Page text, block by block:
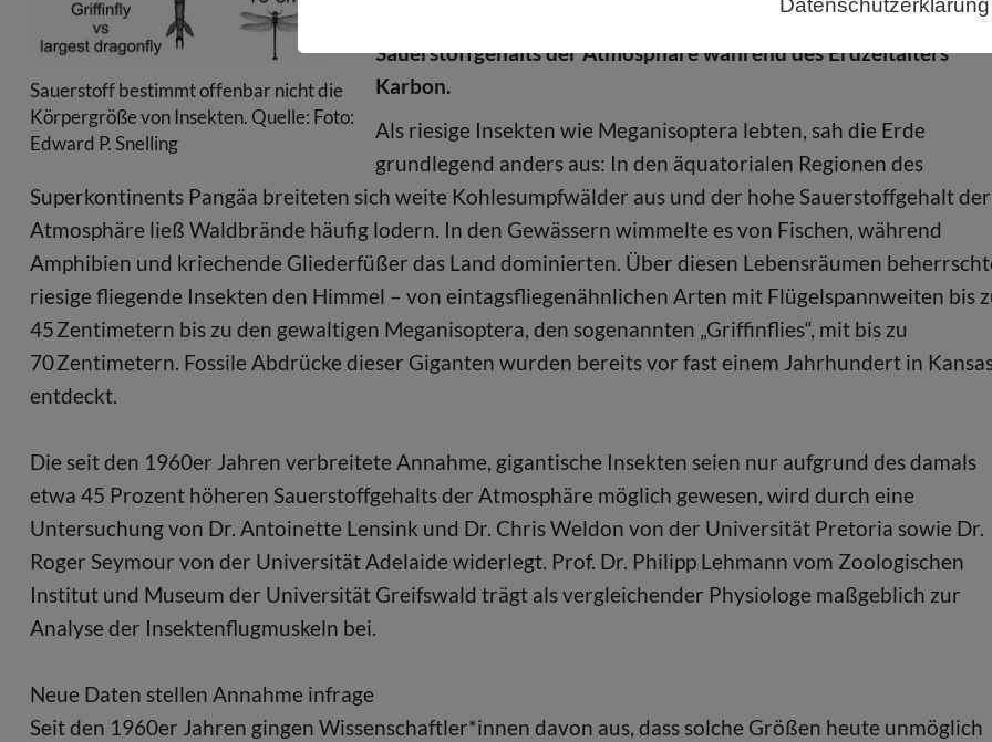
Datenschutzerklärung
Sauerstoff bestimmt offenbar nicht die
Körpergröße von Insekten. Quelle: Foto:
Edward P. Snelling
Erklärung infrage: den Einfluss eines besonders hohen
Sauerstoffgehalts der Atmosphäre während des Erdzeitalters
Karbon.
Als riesige Insekten wie Meganisoptera lebten, sah die Erde
grundlegend anders aus: In den äquatorialen Regionen des
Superkontinents Pangäa breiteten sich weite Kohlesumpfwälder aus und der hohe Sauerstoffgehalt der
Atmosphäre ließ Waldbrände häufig lodern. In den Gewässern wimmelte es von Fischen, während
Amphibien und kriechende Gliederfüßer das Land dominierten. Über diesen Lebensräumen
riesige fliegende Insekten den Himmel – von eintagsfliegenähnlichen Arten mit Flügelspannweiten bis
45 Zentimetern bis zu den gewaltigen Meganisoptera, den sogenannten „Griffinflies“, mit bis zu
70 Zentimetern. Fossile Abdrücke dieser Giganten wurden bereits vor fast einem Jahrhundert in
entdeckt.
Die seit den 1960er Jahren verbreitete Annahme, gigantische Insekten seien nur aufgrund des damals
etwa 45 Prozent höheren Sauerstoffgehalts der Atmosphäre möglich gewesen, wird durch eine
Untersuchung von Dr. Antoinette Lensink und Dr. Chris Weldon von der Universität Pretoria sowie Dr.
Roger Seymour von der Universität Adelaide widerlegt. Prof. Dr. Philipp Lehmann vom Zoologischen
Institut und Museum der Universität Greifswald trägt als vergleichender Physiologe maßgeblich zur
Analyse der Insektenflugmuskeln bei.
Neue Daten stellen Annahme infrage
Seit den 1960er Jahren gingen Wissenschaftler*innen davon aus, dass solche Größen heute unmöglich